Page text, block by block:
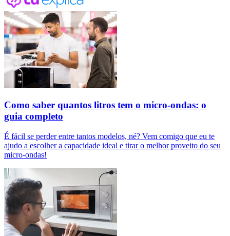
Como saber quantos litros tem o micro-ondas: o
guia completo
É fácil se perder entre tantos modelos, né? Vem comigo que eu te
ajudo a escolher a capacidade ideal e tirar o melhor proveito do seu
micro-ondas!